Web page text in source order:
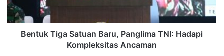
Bentuk Tiga Satuan Baru, Panglima TNI: Hadapi
Kompleksitas Ancaman